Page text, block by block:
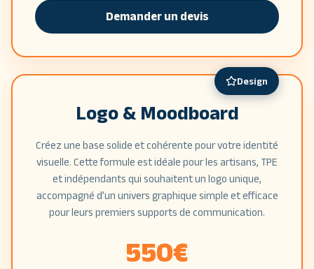
Demander un devis
Design
Logo & Moodboard
Créez une base solide et cohérente pour votre identité
visuelle. Cette formule est idéale pour les artisans, TPE
et indépendants qui souhaitent un logo unique,
accompagné d’un univers graphique simple et efficace
pour leurs premiers supports de communication.
550€